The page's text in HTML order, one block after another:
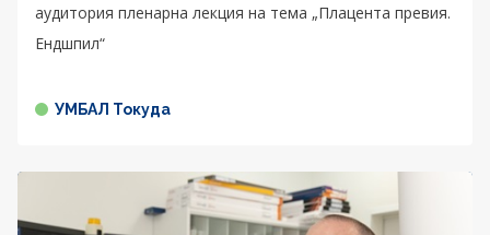
аудитория пленарна лекция на тема „Плацента превия.
Ендшпил“
УМБАЛ Токуда